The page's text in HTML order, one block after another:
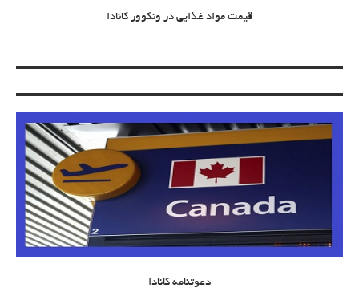
قیمت مواد غذایی در ونکوور کانادا
دعوتنامه کانادا